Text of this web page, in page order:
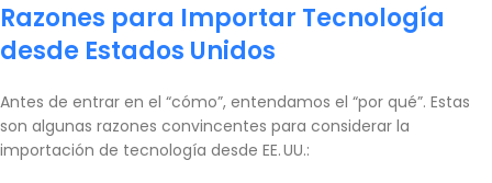
Razones para Importar Tecnología
desde Estados Unidos
Antes de entrar en el “cómo”, entendamos el “por qué”. Estas
son algunas razones convincentes para considerar la
importación de tecnología desde EE. UU.: